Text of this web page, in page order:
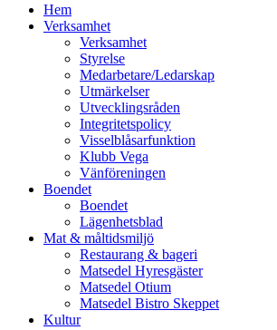
vidare
Hem
Verksamhet
Verksamhet
Styrelse
Medarbetare/Ledarskap
Utmärkelser
Utvecklingsråden
Integritetspolicy
Visselblåsarfunktion
Klubb Vega
Vänföreningen
Boendet
Boendet
Lägenhetsblad
Mat & måltidsmiljö
Restaurang & bageri
Matsedel Hyresgäster
Matsedel Otium
Matsedel Bistro Skeppet
Kultur